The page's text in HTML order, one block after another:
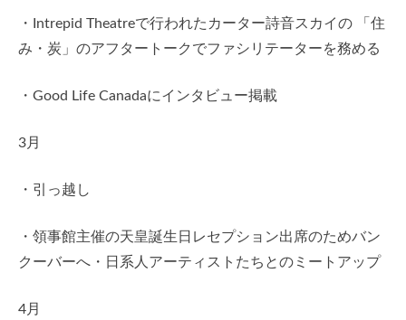
・Intrepid Theatreで行われたカーター詩音スカイの 「住
み・炭」のアフタートークでファシリテーターを務める
・Good Life Canadaにインタビュー掲載
3月
・引っ越し
・領事館主催の天皇誕生日レセプション出席のためバン
クーバーへ・日系人アーティストたちとのミートアップ
4月